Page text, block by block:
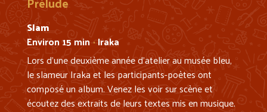
Slam
Environ 15 min • Iraka
Lors d’une deuxième année d’atelier au musée bleu,
le slameur Iraka et les participants-poètes ont
composé un album. Venez les voir sur scène et
écoutez des extraits de leurs textes mis en musique.